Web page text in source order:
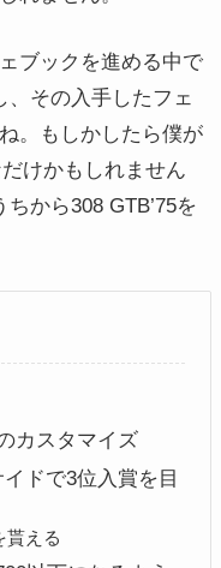
ブックを進める中で
、その入手したフェ
。もしかしたら僕が
けかもしれません
から308 GTB’75を
カスタマイズ
ドで3位入賞を目
貰える